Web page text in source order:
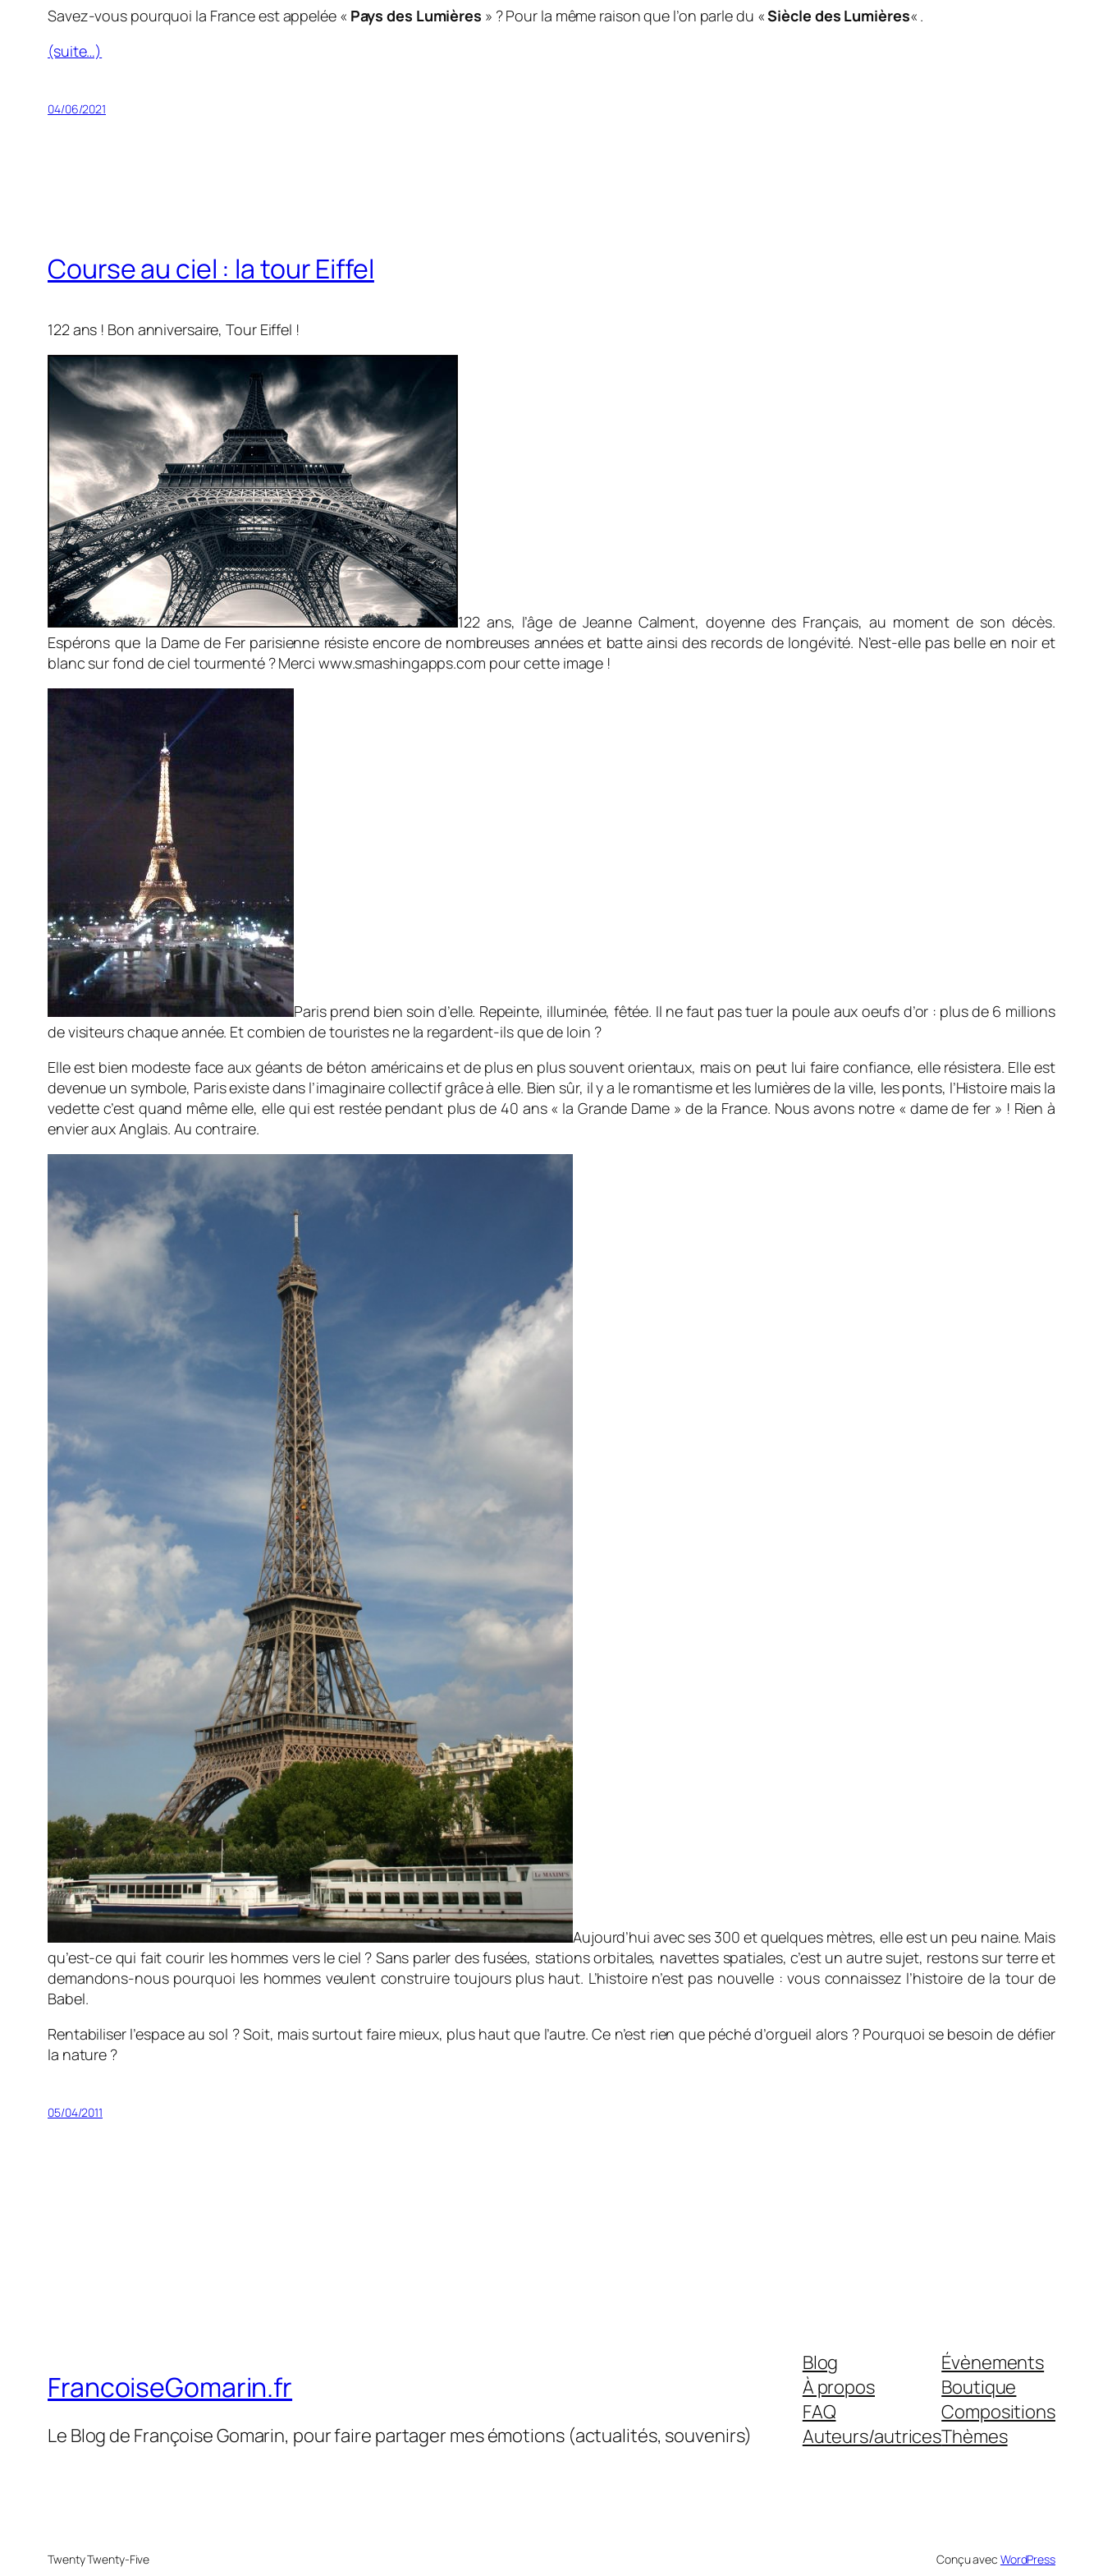
Savez-vous pourquoi la France est appelée « Pays des Lumières » ? Pour la même raison que l’on parle du «Siècle des Lumières« .
(suite…)
04/06/2021
Course au ciel : la tour Eiffel
122 ans ! Bon anniversaire, Tour Eiffel !
122 ans, l’âge de Jeanne Calment, doyenne des Français, au moment de son décès.
Espérons que la Dame de Fer parisienne résiste encore de nombreuses années et batte ainsi des records de longévité. N’est-elle pas belle en noir et
blanc sur fond de ciel tourmenté ? Merci www.smashingapps.com pour cette image !
Paris prend bien soin d’elle. Repeinte, illuminée, fêtée. Il ne faut pas tuer la poule aux oeufs d’or : plus de 6 millions
de visiteurs chaque année. Et combien de touristes ne la regardent-ils que de loin ?
Elle est bien modeste face aux géants de béton américains et de plus en plus souvent orientaux, mais on peut lui faire confiance, elle résistera. Elle est
devenue un symbole, Paris existe dans l’imaginaire collectif grâce à elle. Bien sûr, il y a le romantisme et les lumières de la ville, les ponts, l’Histoire mais la
vedette c’est quand même elle, elle qui est restée pendant plus de 40 ans « la Grande Dame » de la France. Nous avons notre « dame de fer » ! Rien à
envier aux Anglais. Au contraire.
Aujourd’hui avec ses 300 et quelques mètres, elle est un peu naine. Mais
qu’est-ce qui fait courir les hommes vers le ciel ? Sans parler des fusées, stations orbitales, navettes spatiales, c’est un autre sujet, restons sur terre et
demandons-nous pourquoi les hommes veulent construire toujours plus haut. L’histoire n’est pas nouvelle : vous connaissez l’histoire de la tour de
Babel.
Rentabiliser l’espace au sol ? Soit, mais surtout faire mieux, plus haut que l’autre. Ce n’est rien que péché d’orgueil alors ? Pourquoi se besoin de défier
la nature ?
05/04/2011
FrancoiseGomarin.fr
Le Blog de Françoise Gomarin, pour faire partager mes émotions (actualités, souvenirs)
Blog
À propos
FAQ
Auteurs/autrices
Évènements
Boutique
Compositions
Thèmes
Twenty Twenty-Five Conçu avec WordPress